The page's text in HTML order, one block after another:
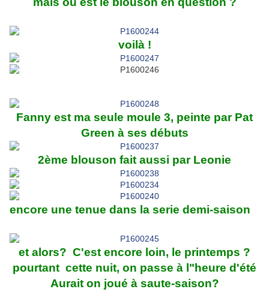
voilà !
Fanny est ma seule moule 3, peinte par Pat
Green à ses débuts
2ème blouson fait aussi par Leonie
encore une tenue dans la serie demi-saison
et alors? C'est encore loin, le printemps ?
pourtant cette nuit, on passe à l"heure d'été
Aurait on joué à saute-saison?